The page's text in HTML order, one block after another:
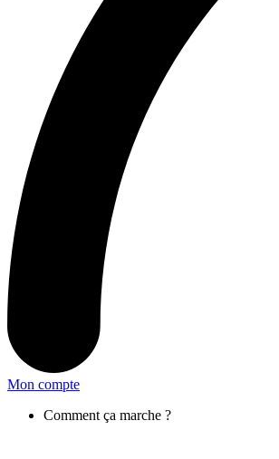
Mon compte
Comment ça marche ?